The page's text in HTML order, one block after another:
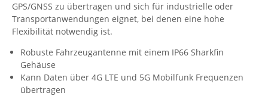
Guntermann & Drunck
High Sec Labs
HW group
Icron
IEC Lock
GPS/GNSS zu übertragen und sich für industrielle oder
Transportanwendungen eignet, bei denen eine hohe
Flexibilität notwendig ist.
Robuste Fahrzeugantenne mit einem IP66 Sharkfin
Gehäuse
Kann Daten über 4G LTE und 5G Mobilfunk Frequenzen
übertragen